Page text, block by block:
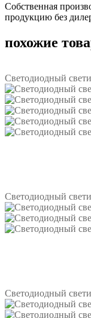
Собственная
продукцию без
похожие
Светодиодный
Светодиодный
Светодиодный